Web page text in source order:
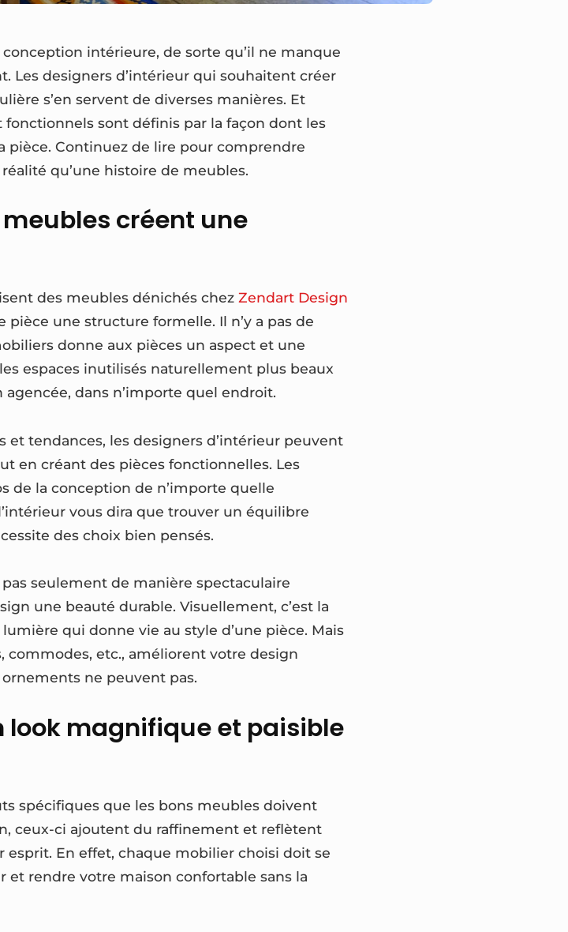
intérieure, de sorte qu’il ne manque
Les designers d’intérieur qui souhaitent créer
s’en servent de diverses manières. Et
sont définis par la façon dont les
pièce. Continuez de lire pour comprendre
qu’une histoire de meubles.
créent une
des meubles dénichés chezZendart Design
pièce une structure formelle. Il n’y a pas de
donne aux pièces un aspect et une
espaces inutilisés naturellement plus beaux
dans n’importe quel endroit.
et tendances, les designers d’intérieur peuvent
en créant des pièces fonctionnelles. Les
de la conception de n’importe quelle
vous dira que trouver un équilibre
des choix bien pensés.
seulement de manière spectaculaire
une beauté durable. Visuellement, c’est la
qui donne vie au style d’une pièce. Mais
commodes, etc., améliorent votre design
ne peuvent pas.
look magnifique et paisible
spécifiques que les bons meubles doivent
ceux-ci ajoutent du raffinement et reflètent
esprit. En effet, chaque mobilier choisi doit se
et rendre votre maison confortable sans la